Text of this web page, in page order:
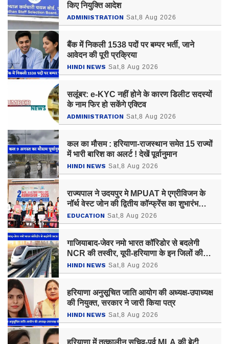
किए नियुक्ति आदेश
ADMINISTRATION Sat,8 Aug 2026
बैंक में निकली 1538 पदों पर बम्पर भर्ती, जाने
आवेदन की पूरी प्रक्रिया
HINDI NEWS Sat,8 Aug 2026
सलूंबर: e-KYC नहीं होने के कारण डिलीट सदस्यों
के नाम फिर हो सकेंगे एक्टिव
ADMINISTRATION Sat,8 Aug 2026
कल का मौसम : हरियाणा-राजस्थान समेत 15 राज्यों
में भारी बारिश का अलर्ट ! देखें पूर्वानुमान
HINDI NEWS Sat,8 Aug 2026
राज्यपाल ने उदयपुर मे MPUAT मे एग्रीविजन के
नॉर्थ वेस्ट जोन की द्वितीय कॉन्फ्रेंस का शुभारंभ
किया
EDUCATION Sat,8 Aug 2026
गाजियाबाद-जेवर नमो भारत कॉरिडोर से बदलेगी
NCR की तस्वीर, यूपी-हरियाणा के इन जिलों की
बढ़ेगी कनेक्टिविटी
HINDI NEWS Sat,8 Aug 2026
हरियाणा अनुसूचित जाति आयोग की अध्यक्ष-उपाध्यक्ष
की नियुक्त, सरकार ने जारी किया पत्र
HINDI NEWS Sat,8 Aug 2026
हरियाणा में तत्कालीन सचिव-पूर्व MLA की बेटी